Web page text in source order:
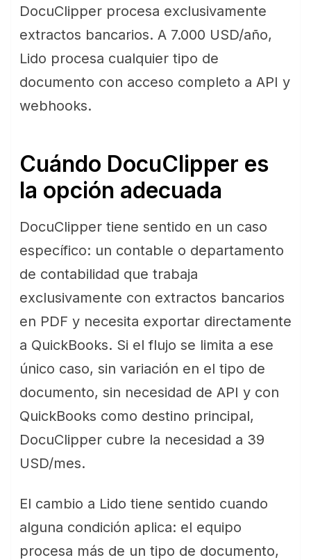
DocuClipper procesa exclusivamente
extractos bancarios. A 7.000 USD/año,
Lido procesa cualquier tipo de
documento con acceso completo a API y
webhooks.
Cuándo DocuClipper es
la opción adecuada
DocuClipper tiene sentido en un caso
específico: un contable o departamento
de contabilidad que trabaja
exclusivamente con extractos bancarios
en PDF y necesita exportar directamente
a QuickBooks. Si el flujo se limita a ese
único caso, sin variación en el tipo de
documento, sin necesidad de API y con
QuickBooks como destino principal,
DocuClipper cubre la necesidad a 39
USD/mes.
El cambio a Lido tiene sentido cuando
alguna condición aplica: el equipo
procesa más de un tipo de documento,